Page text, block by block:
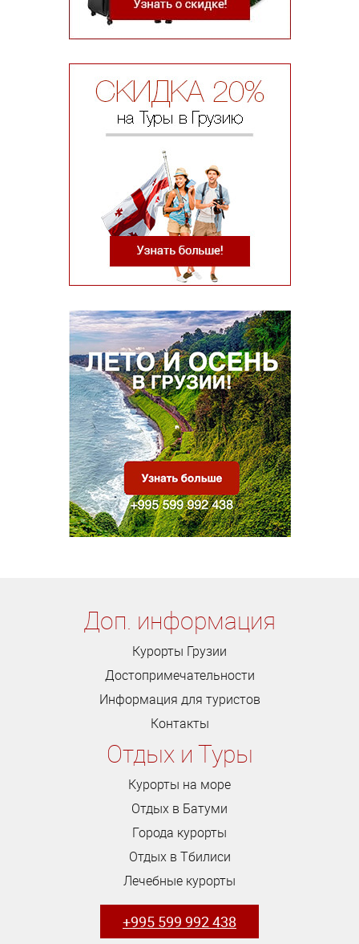
Доп. информация
Курорты Грузии
Достопримечательности
Информация для туристов
Контакты
Отдых и Туры
Курорты на море
Отдых в Батуми
Города курорты
Отдых в Тбилиси
Лечебные курорты
+995 599 992 438